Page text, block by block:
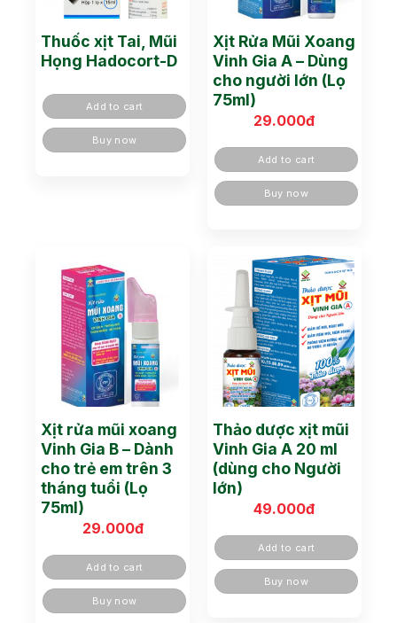
Thuốc xịt Tai, Mũi
Họng Hadocort-D
Add to cart
Buy now
Xịt Rửa Mũi Xoang
Vinh Gia A – Dùng
cho người lớn (Lọ
75ml)
29.000đ
Add to cart
Buy now
Xịt rửa mũi xoang
Vinh Gia B – Dành
cho trẻ em trên 3
tháng tuổi (Lọ
75ml)
29.000đ
Add to cart
Buy now
Thảo dược xịt mũi
Vinh Gia A 20 ml
(dùng cho Người
lớn)
49.000đ
Add to cart
Buy now